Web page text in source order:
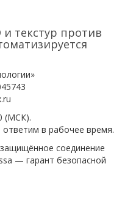
текстур против
(МСК).
в рабочее время.
соединение
— гарант безопасной